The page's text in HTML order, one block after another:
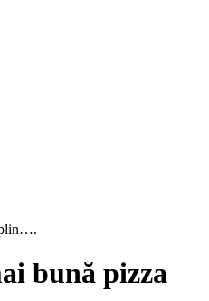
plin….
bună pizza